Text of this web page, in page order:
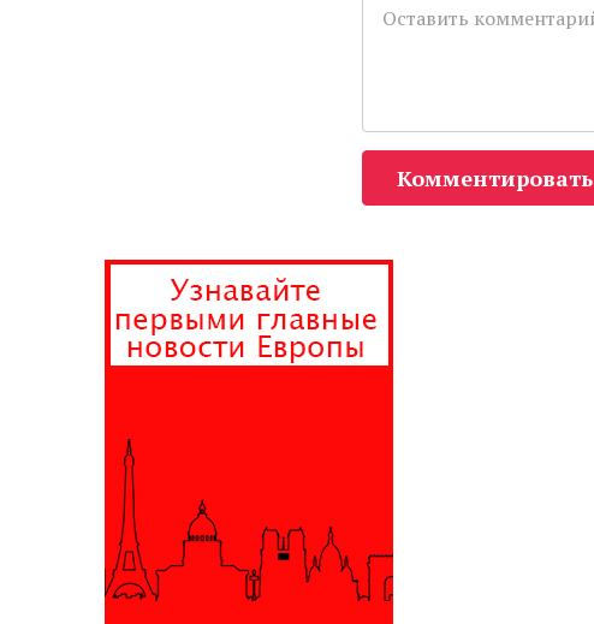
Комментировать